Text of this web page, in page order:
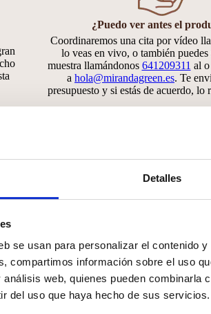
Detalles
se usan para personalizar el contenido
compartimos información sobre el uso
web, quienes pueden combinarla
del uso que haya hecho de sus servicios.
¿Puedo ver antes el
Coordinaremos una cita por vídeo
lo veas en vivo, o también
muestra llamándonos 641209311 al
a hola@mirandagreen.es. Te
presupuesto y si estás de acuerdo, lo
También te
tiene
variantes.
Las
opciones